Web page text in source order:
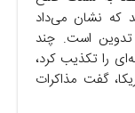
که نشان می‌داد
است. چند
را تکذیب کرد،
گفت مذاکرات